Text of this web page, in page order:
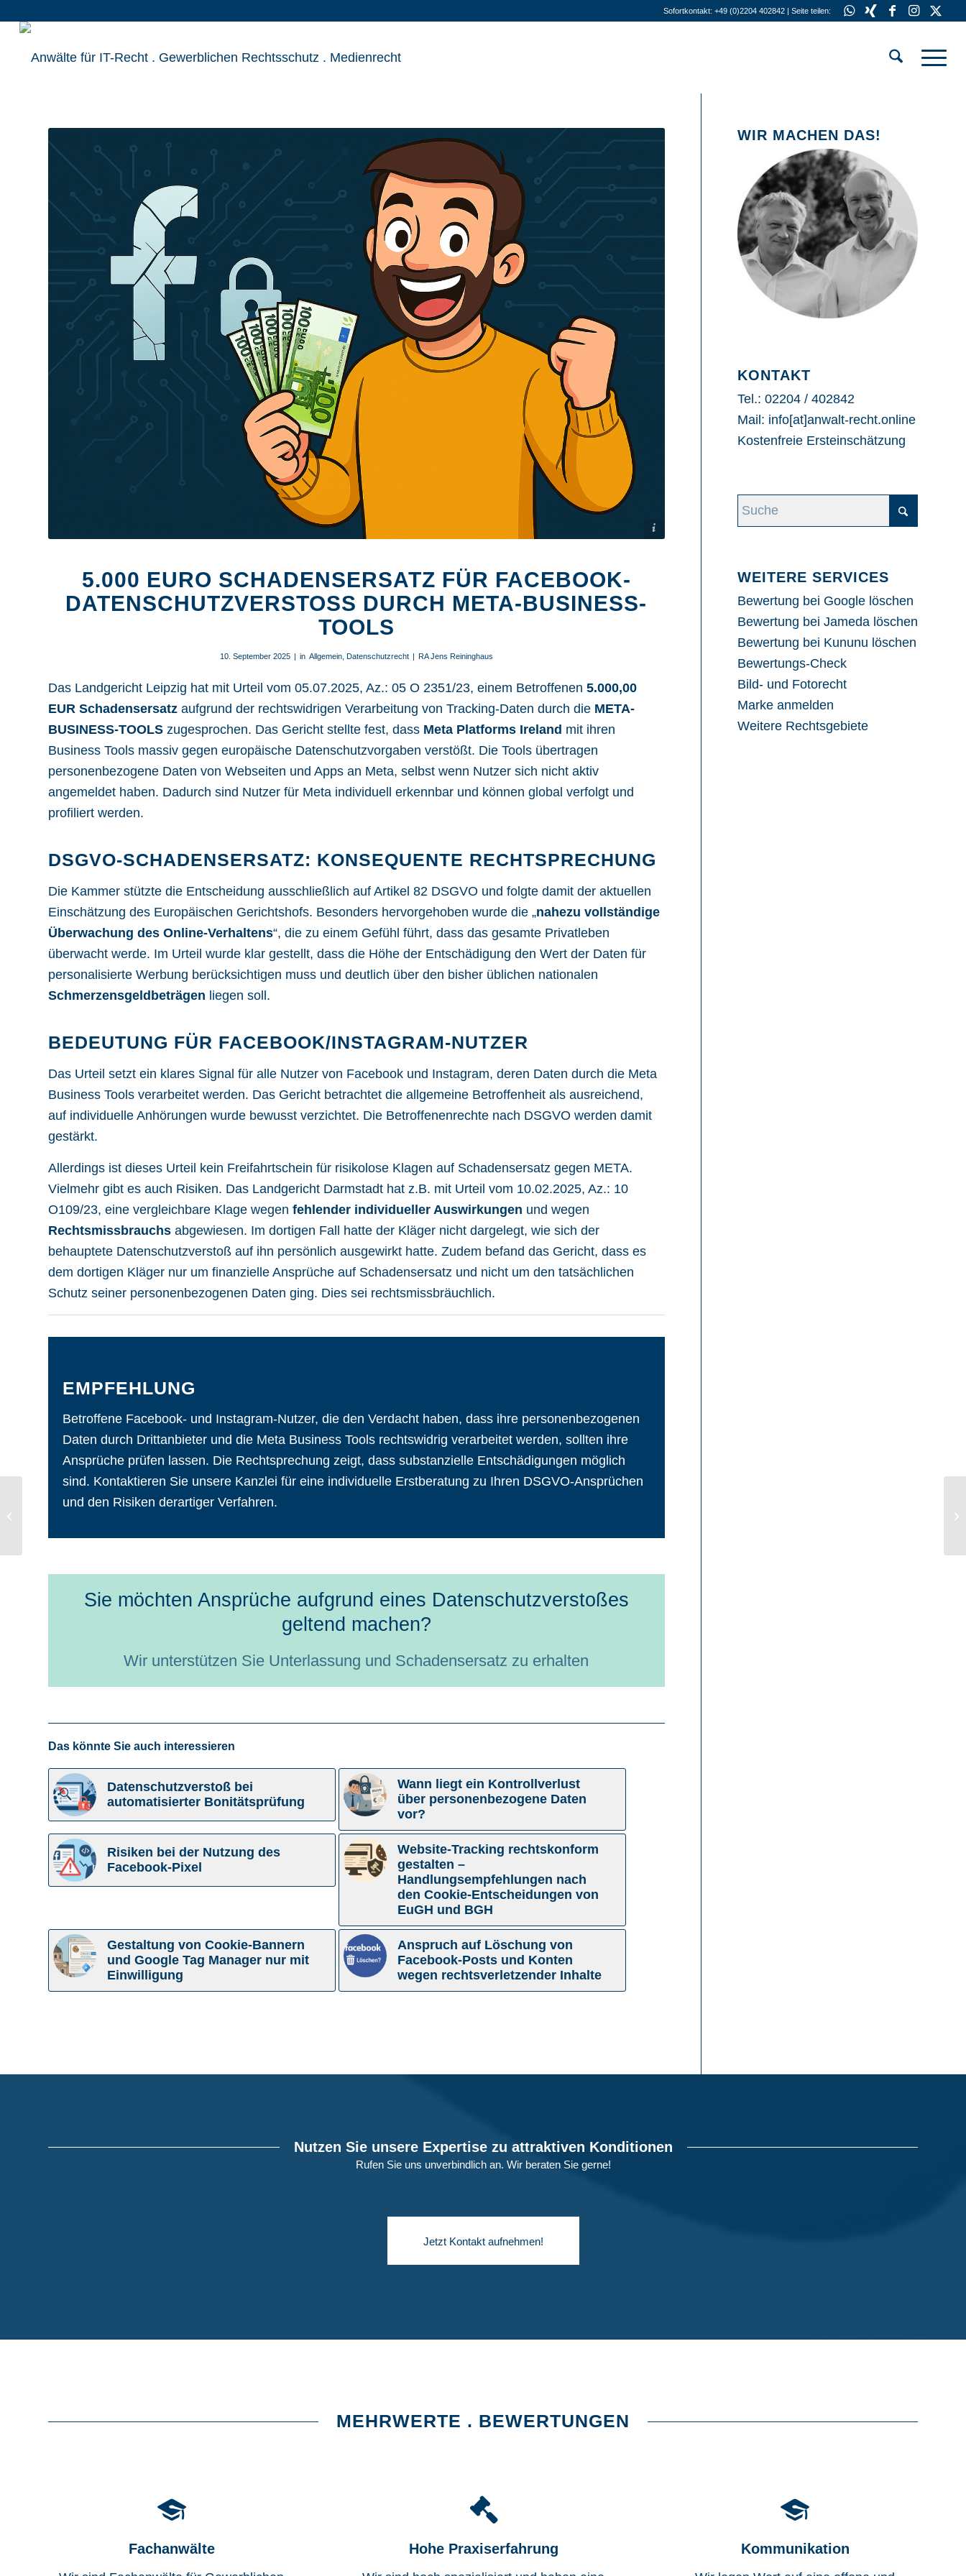
Sofortkontakt: +49 (0)2204 402842 | Seite teilen:
5.000 EURO SCHADENSERSATZ FÜR FACEBOOK-
DATENSCHUTZVERSTOSS DURCH META-BUSINESS-T
OOLS
10. September 2025 | in Allgemein, Datenschutzrecht | RA Jens Reininghaus
Das Landgericht Leipzig hat mit Urteil vom 05.07.2025, Az.: 05 O 2351/23, einem Betroffenen 5.000,00
EUR Schadensersatz aufgrund der rechtswidrigen Verarbeitung von Tracking-Daten durch die META-
BUSINESS-TOOLS zugesprochen. Das Gericht stellte fest, dass Meta Platforms Ireland mit ihren
Business Tools massiv gegen europäische Datenschutzvorgaben verstößt. Die Tools übertragen
personenbezogene Daten von Webseiten und Apps an Meta, selbst wenn Nutzer sich nicht aktiv
angemeldet haben. Dadurch sind Nutzer für Meta individuell erkennbar und können global verfolgt und
profiliert werden.
DSGVO-SCHADENSERSATZ: KONSEQUENTE RECHTSPRECHUNG
Die Kammer stützte die Entscheidung ausschließlich auf Artikel 82 DSGVO und folgte damit der aktuellen
Einschätzung des Europäischen Gerichtshofs. Besonders hervorgehoben wurde die „nahezu vollständige
Überwachung des Online-Verhaltens“, die zu einem Gefühl führt, dass das gesamte Privatleben
überwacht werde. Im Urteil wurde klar gestellt, dass die Höhe der Entschädigung den Wert der Daten für
personalisierte Werbung berücksichtigen muss und deutlich über den bisher üblichen nationalen
Schmerzensgeldbeträgen liegen soll.
BEDEUTUNG FÜR FACEBOOK/INSTAGRAM-NUTZER
Das Urteil setzt ein klares Signal für alle Nutzer von Facebook und Instagram, deren Daten durch die Meta
Business Tools verarbeitet werden. Das Gericht betrachtet die allgemeine Betroffenheit als ausreichend,
auf individuelle Anhörungen wurde bewusst verzichtet. Die Betroffenenrechte nach DSGVO werden damit
gestärkt.
Allerdings ist dieses Urteil kein Freifahrtschein für risikolose Klagen auf Schadensersatz gegen META.
Vielmehr gibt es auch Risiken. Das Landgericht Darmstadt hat z.B. mit Urteil vom 10.02.2025, Az.: 10
O109/23, eine vergleichbare Klage wegen fehlender individueller Auswirkungen und wegen
Rechtsmissbrauchs abgewiesen. Im dortigen Fall hatte der Kläger nicht dargelegt, wie sich der
behauptete Datenschutzverstoß auf ihn persönlich ausgewirkt hatte. Zudem befand das Gericht, dass es
dem dortigen Kläger nur um finanzielle Ansprüche auf Schadensersatz und nicht um den tatsächlichen
Schutz seiner personenbezogenen Daten ging. Dies sei rechtsmissbräuchlich.
EMPFEHLUNG
Betroffene Facebook- und Instagram-Nutzer, die den Verdacht haben, dass ihre personenbezogenen
Daten durch Drittanbieter und die Meta Business Tools rechtswidrig verarbeitet werden, sollten ihre
Ansprüche prüfen lassen. Die Rechtsprechung zeigt, dass substanzielle Entschädigungen möglich
sind. Kontaktieren Sie unsere Kanzlei für eine individuelle Erstberatung zu Ihren DSGVO-Ansprüchen
und den Risiken derartiger Verfahren.
Sie möchten Ansprüche aufgrund eines Datenschutzverstoßes
geltend machen?
Wir unterstützen Sie Unterlassung und Schadensersatz zu erhalten
Das könnte Sie auch interessieren
Datenschutzverstoß bei
automatisierter Bonitätsprüfung
Wann liegt ein Kontrollverlust
über personenbezogene Daten
vor?
Risiken bei der Nutzung des
Facebook-Pixel
Website-Tracking rechtskonform
gestalten –
Handlungsempfehlungen nach
den Cookie-Entscheidungen von
EuGH und BGH
Gestaltung von Cookie-Bannern
und Google Tag Manager nur mit
Einwilligung
Anspruch auf Löschung von
Facebook-Posts und Konten
wegen rechtsverletzender Inhalte
WIR MACHEN DAS!
KONTAKT
Tel.: 02204 / 402842
Mail: info[at]anwalt-recht.online
Kostenfreie Ersteinschätzung
WEITERE SERVICES
Bewertung bei Google löschen
Bewertung bei Jameda löschen
Bewertung bei Kununu löschen
Bewertungs-Check
Bild- und Fotorecht
Marke anmelden
Weitere Rechtsgebiete
Nutzen Sie unsere Expertise zu attraktiven Konditionen
Rufen Sie uns unverbindlich an. Wir beraten Sie gerne!
Jetzt Kontakt aufnehmen!
MEHRWERTE . BEWERTUNGEN
Fachanwälte Hohe Praxiserfahrung Kommunikation
von Facebook-Posts
rechtsverletzender...